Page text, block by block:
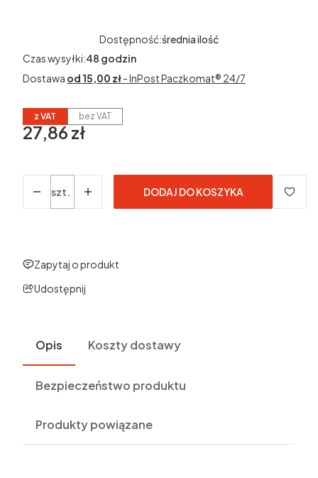
Dostępność:średnia ilość
Czas wysyłki:48 godzin
Dostawa od 15,00 zł- InPost Paczkomat® 24/7
z VAT bez VAT
Cena
27,86 zł
w tym 23% VAT
w tym
szt.
DODAJ DO KOSZYKA
Zapytaj o produkt
Udostępnij
Opis Koszty dostawy
Bezpieczeństwo produktu
Produkty powiązane